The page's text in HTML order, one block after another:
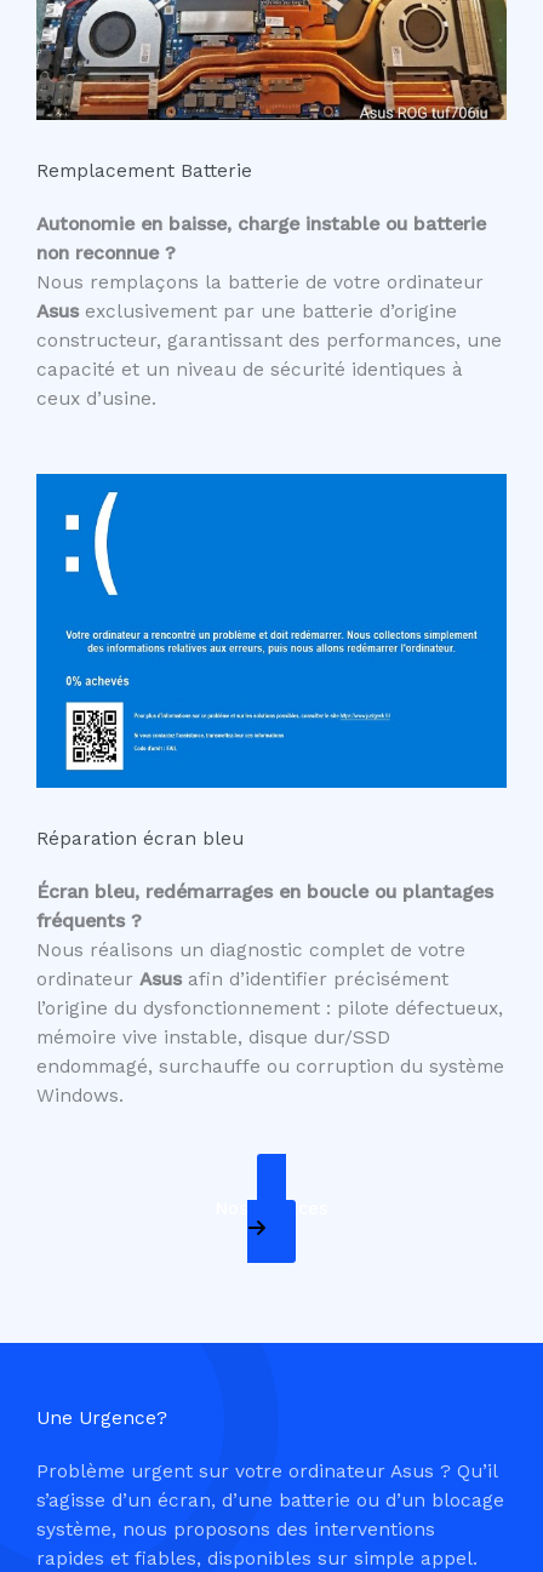
Remplacement Batterie
Autonomie en baisse, charge instable ou batterie
non reconnue ?
Nous remplaçons la batterie de votre ordinateur
Asusexclusivement par une batterie d’origine
constructeur, garantissant des performances, une
capacité et un niveau de sécurité identiques à
ceux d’usine.
Réparation écran bleu
Écran bleu, redémarrages en boucle ou plantages
fréquents ?
Nous réalisons un diagnostic complet de votre
ordinateur Asusafin d’identifier précisément
l’origine du dysfonctionnement : pilote défectueux,
mémoire vive instable, disque dur/SSD
endommagé, surchauffe ou corruption du système
Windows.
Nos Services
Une Urgence?
Problème urgent sur votre ordinateur Asus ? Qu’il
s’agisse d’un écran, d’une batterie ou d’un blocage
système, nous proposons des interventions
rapides et fiables, disponibles sur simple appel.